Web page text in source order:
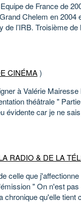
de France de
Chelem en 2004
l’IRB. Troisième
CINÉMA)
à Valérie
théâtrale "
évidente car je ne
RADIO & DE LA
celle que
" On n'est
chronique qu'elle tient